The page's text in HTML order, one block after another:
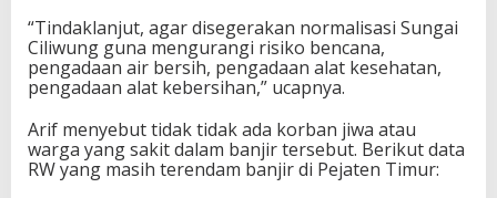
“Tindaklanjut, agar disegerakan normalisasi Sungai
Ciliwung guna mengurangi risiko bencana,
pengadaan air bersih, pengadaan alat kesehatan,
pengadaan alat kebersihan,” ucapnya.
Arif menyebut tidak tidak ada korban jiwa atau
warga yang sakit dalam banjir tersebut. Berikut data
RW yang masih terendam banjir di Pejaten Timur: